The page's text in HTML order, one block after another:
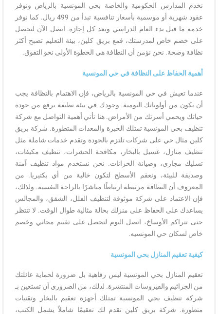
نخدم المدارس الحكومية والخاصة بحي المونسية بالرياض ونوفر
عقود شهرية أو موسمية بأسعار تنافسية تبدأ من 499 ريال. كما نوفر
خدمة ما قبل بدء العام الدراسي وبعد كل إجازة. اتصل الآن لتحصل
على خصم خاص لمدرستك، فمع بريق كلين، بيئة التعليم تصبح أكثر
نظافة وصحة. نحن نؤمن أن النظافة هي الخطوة الأولى نحو التفوق.
أهمية الحفاظ على النظافة في حي المونسية
عندما تعيش في حي المونسية بالرياض، فإن الاهتمام بالنظافة يجب
أن يكون من أولوياتك اليومية. وجودك في بيئة نظيفة يرفع من جودة
حياتك ويحمي أسرتك من الأمراض. هنا تأتي أهمية التواصل مع شركة
تنظيف بحي المونسية تمتلك الخبرة والمعدات المتطورة. شركة بريق
كلين مثال حي على شركات تلتزم بالجودة وتقدم خدمات شاملة مثل
تنظيف منازل، غسيل بالبخار، مكافحة الحشرات، تنظيف مكيفات،
تسليك مجاري، وصيانة الخزانات. نحن نستخدم مواد تنظيف آمنة
وصديقة للبيئة، ونعقم الأسطح لتكون خالية من أي بكتيريا. من
المعروف أن النظافة مرتبطة ارتباطًا مباشرًا بالراحة النفسية. ولذلك،
فإن الاعتماد على شركة موثوقة لتنظيف الفلل، الشقق، والمجالس
يساعدك على الحفاظ على منزلك بحالة مثالية طوال الوقت. لا تنتظر
حتى تتراكم الأوساخ، اتصل اليوم لتحصل على تقييم مجاني وخصم
خاص لسكان حي المونسيه.
كيفية تعقيم المنازل بحي المونسية
تعقيم المنازل بحي المونسية ليس رفاهية بل ضرورة لحماية عائلتك
من الجراثيم والفيروسات المنتشرة. لذلك، من الضروري أن تستعين بـ
شركة تنظيف بحي المونسية تمتلك أجهزة تعقيم بالبخار وتقنيات
متطورة. شركة بريق كلين تقدم لك تعقيمًا شاملاً يشمل الكنب،